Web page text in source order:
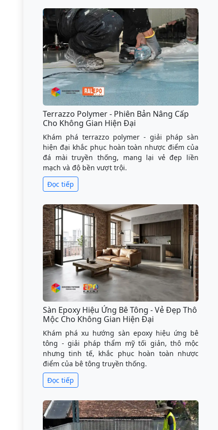
Terrazzo Polymer - Phiên Bản Nâng Cấp
Cho Không Gian Hiện Đại
Khám phá terrazzo polymer - giải pháp sàn
hiện đại khắc phục hoàn toàn nhược điểm của
đá mài truyền thống, mang lại vẻ đẹp liền
mạch và độ bền vượt trội.
Đọc tiếp
Sàn Epoxy Hiệu Ứng Bê Tông - Vẻ Đẹp Thô
Mộc Cho Không Gian Hiện Đại
Khám phá xu hướng sàn epoxy hiệu ứng bê
tông - giải pháp thẩm mỹ tối giản, thô mộc
nhưng tinh tế, khắc phục hoàn toàn nhược
điểm của bê tông truyền thống.
Đọc tiếp